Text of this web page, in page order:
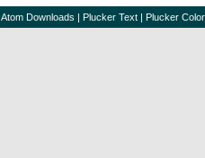
Atom Downloads | Plucker Text | Plucker Color